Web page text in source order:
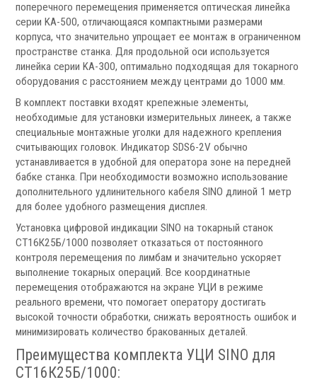
Скиммеры СОЖ
Сепараторы СОЖ
Тефлоновые ленты СОЖ
Рефрактометры СОЖ
Фильтры масляного тумана
Фильтры, расходники и аксессуары
Ротационные соединения
поперечного перемещения применяется оптическая линейка
серии KA-500, отличающаяся компактными размерами
корпуса, что значительно упрощает ее монтаж в ограниченном
пространстве станка. Для продольной оси используется
линейка серии KA-300, оптимально подходящая для токарного
оборудования с расстоянием между центрами до 1000 мм.
В комплект поставки входят крепежные элементы,
необходимые для установки измерительных линеек, а также
специальные монтажные уголки для надежного крепления
считывающих головок. Индикатор SDS6-2V обычно
устанавливается в удобной для оператора зоне на передней
бабке станка. При необходимости возможно использование
дополнительного удлинительного кабеля SINO длиной 1 метр
для более удобного размещения дисплея.
Установка цифровой индикации SINO на токарный станок
СТ16К25Б/1000 позволяет отказаться от постоянного
контроля перемещения по лимбам и значительно ускоряет
выполнение токарных операций. Все координатные
перемещения отображаются на экране УЦИ в режиме
реального времени, что помогает оператору достигать
высокой точности обработки, снижать вероятность ошибок и
минимизировать количество бракованных деталей.
Преимущества комплекта УЦИ SINO для
СТ16К25Б/1000: